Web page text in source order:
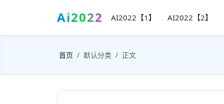
Ai2022 AI2022【1】 AI2022【2】
首页 默认分类 正文